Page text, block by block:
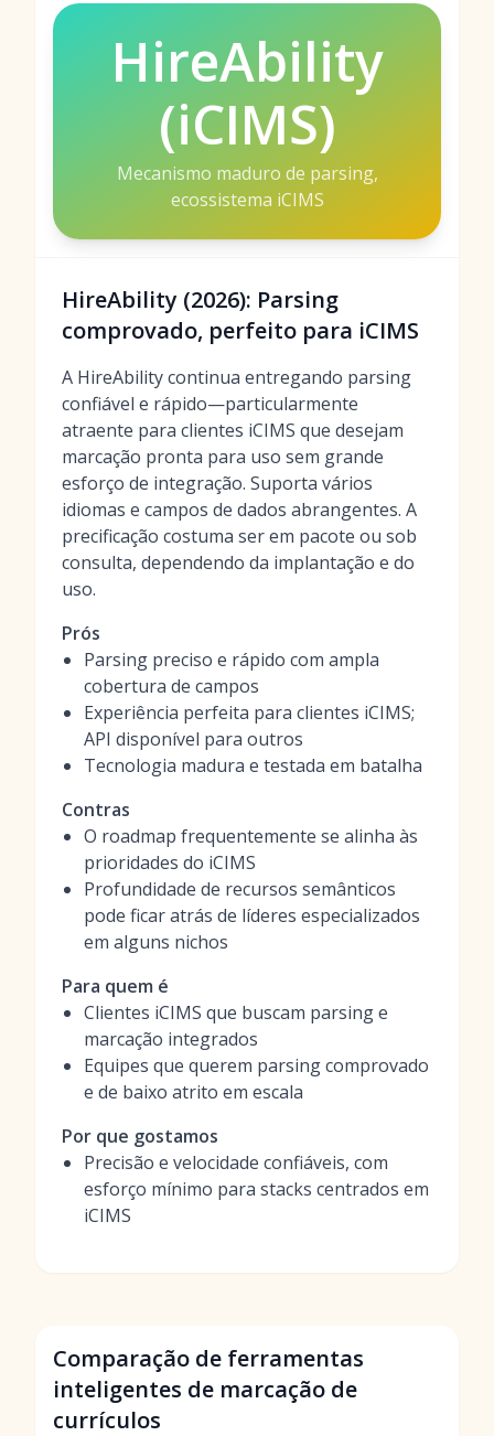
HireAbility
(iCIMS)
Mecanismo maduro de parsing,
ecossistema iCIMS
HireAbility (2026): Parsing
comprovado, perfeito para iCIMS
A HireAbility continua entregando parsing
confiável e rápido—particularmente
atraente para clientes iCIMS que desejam
marcação pronta para uso sem grande
esforço de integração. Suporta vários
idiomas e campos de dados abrangentes. A
precificação costuma ser em pacote ou sob
consulta, dependendo da implantação e do
uso.
Prós
Parsing preciso e rápido com ampla
cobertura de campos
Experiência perfeita para clientes iCIMS;
API disponível para outros
Tecnologia madura e testada em batalha
Contras
O roadmap frequentemente se alinha às
prioridades do iCIMS
Profundidade de recursos semânticos
pode ficar atrás de líderes especializados
em alguns nichos
Para quem é
Clientes iCIMS que buscam parsing e
marcação integrados
Equipes que querem parsing comprovado
e de baixo atrito em escala
Por que gostamos
Precisão e velocidade confiáveis, com
esforço mínimo para stacks centrados em
iCIMS
Comparação de ferramentas
inteligentes de marcação de
currículos